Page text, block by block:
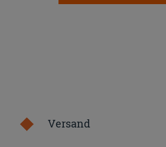
Versand